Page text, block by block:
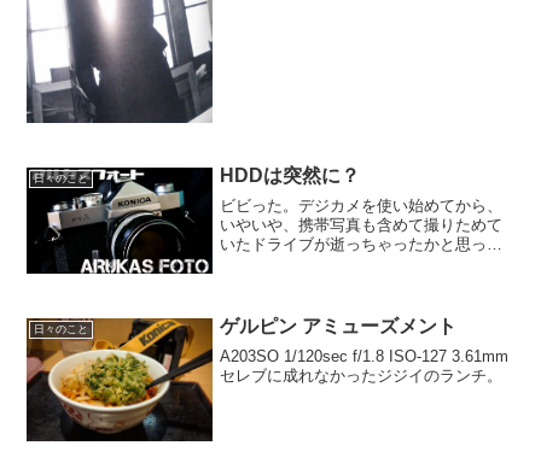
日々のこと HDDは突然に？
ビビった。デジカメを使い始めてから、
いやいや、携帯写真も含めて撮りためて
いたドライブが逝っちゃったかと思って
逝ってないんじゃないかと試...
日々のこと ゲルピン アミューズメント
A203SO 1/120sec f/1.8 ISO-127 3.61mm
セレブに成れなかったジジイのランチ。